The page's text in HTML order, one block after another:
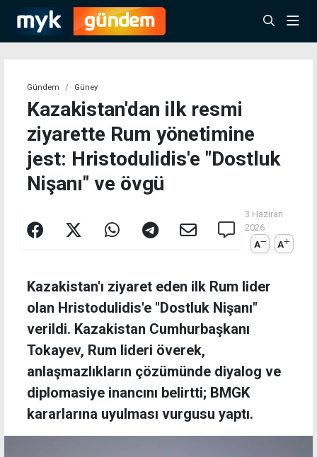
Gündem Güney
Kazakistan'dan ilk resmi
ziyarette Rum yönetimine
jest: Hristodulidis'e "Dostluk
Nişanı" ve övgü
3 Haziran
2026
A
A
Kazakistan'ı ziyaret eden ilk Rum lider
olan Hristodulidis'e "Dostluk Nişanı"
verildi. Kazakistan Cumhurbaşkanı
Tokayev, Rum lideri överek,
anlaşmazlıkların çözümünde diyalog ve
diplomasiye inancını belirtti; BMGK
kararlarına uyulması vurgusu yaptı.